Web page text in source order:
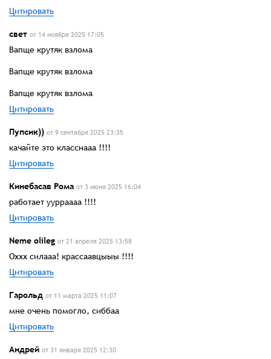
Цитировать
свет от 14 ноября 2025 17:05
Вапще крутяк взлома
Вапще крутяк взлома
Вапще крутяк взлома
Цитировать
Пупсик)) от 9 сентября 2025 23:35
качайте это класснааа !!!!
Цитировать
Кинебасав Рома от 3 июня 2025 16:04
работает уурраааа !!!!
Цитировать
Neme olileg от 21 апреля 2025 13:58
Оххх силааа! крассаавцыыы !!!!
Цитировать
Гарольд от 11 марта 2025 11:07
мне очень помогло, сиббаа
Цитировать
Андрей от 31 января 2025 12:30